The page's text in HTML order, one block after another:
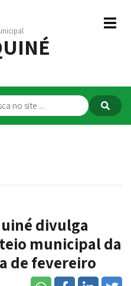
divulga
municipal da
de fevereiro